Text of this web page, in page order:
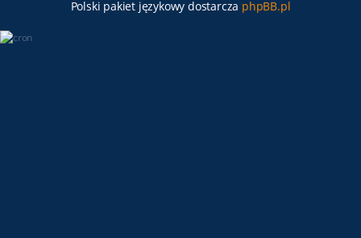
Polski pakiet językowy dostarcza phpBB.pl